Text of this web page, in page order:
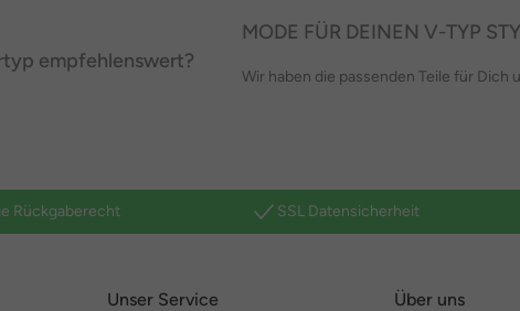
empfehlenswert?
MODE FÜR DEINEN V-TYP
Wir haben die passenden Teile für Dich
Rückgaberecht SSL Datensicherheit
Unser Service Über uns